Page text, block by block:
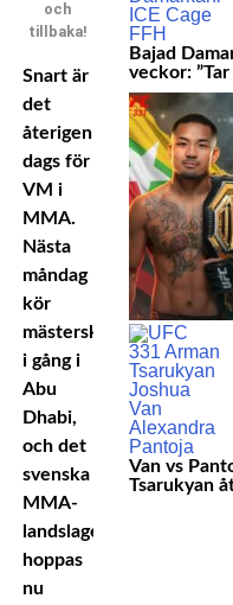
och
tillbaka!
Snart är
det
återigen
dags för
VM i
MMA.
Nästa
måndag
kör
mästerskapen
i gång i
Abu
Dhabi,
och det
svenska
MMA-
landslaget
hoppas
nu
Bajad
veckor:
Van vs
Tsarukyan